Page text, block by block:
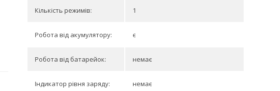
Кількість режимів: 1
Робота від акумулятору: є
Робота від батарейок: немає
Індикатор рівня заряду: немає